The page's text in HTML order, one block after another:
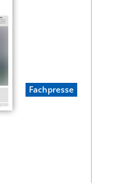
Fachpresse